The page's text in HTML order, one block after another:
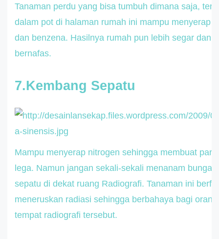
Tanaman perdu yang bisa tumbuh dimana saja,
dalam pot di halaman rumah ini mampu menyerap
dan benzena. Hasilnya rumah pun lebih segar dan
bernafas.
7.Kembang Sepatu
Mampu menyerap nitrogen sehingga membuat
lega. Namun jangan sekali-sekali menanam bunga
sepatu di dekat ruang Radiografi. Tanaman ini
meneruskan radiasi sehingga berbahaya bagi
tempat radiografi tersebut.